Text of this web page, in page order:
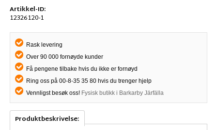
Artikkel-ID:
12326120-1
Rask levering
Over 90 000 fornøyde kunder
Få pengene tilbake hvis du ikke er fornøyd
Ring oss på 00-8-35 35 80 hvis du trenger hjelp
Vennligst besøk oss! Fysisk butikk i Barkarby Järfälla
Produktbeskrivelse: